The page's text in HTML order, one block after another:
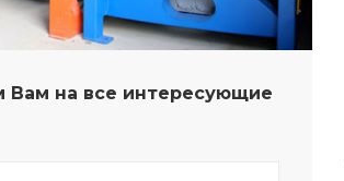
Вам на все интересующие